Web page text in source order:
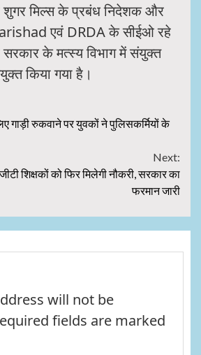
शुगर मिल्स के प्रबंध निदेशक और
एवं DRDA के सीईओ रहे
सरकार के मत्स्य विभाग में संयुक्त
किया गया है।
गाड़ी रुकवाने पर युवकों ने पुलिसकर्मियों के
Next:
शिक्षकों को फिर मिलेगी नौकरी, सरकार का
फरमान जारी
will not be
fields are marked